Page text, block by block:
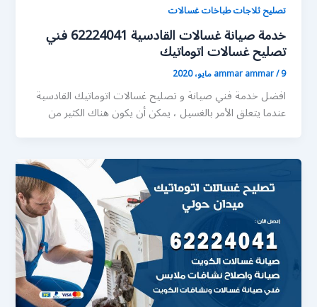
تصليح ثلاجات طباخات غسالات
خدمة صيانة غسالات القادسية 62224041 فني
تصليح غسالات اتوماتيك
ammar ammar/9 مايو، 2020
افضل خدمة فني صيانة و تصليح غسالات اتوماتيك القادسية
عندما يتعلق الأمر بالغسيل ، يمكن أن يكون هناك الكثير من